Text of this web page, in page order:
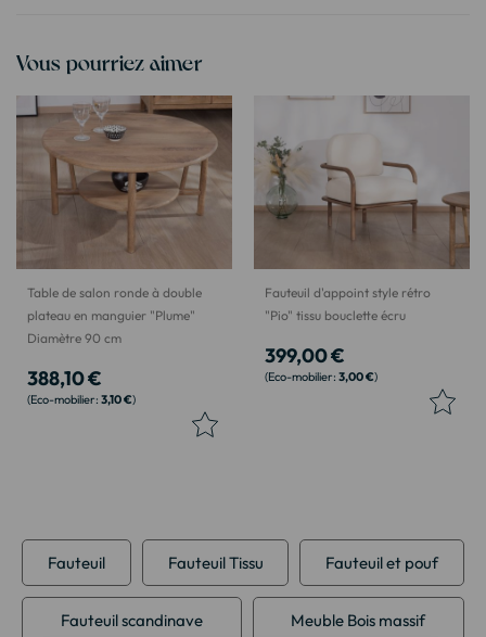
Vous pourriez aimer
Table de salon ronde à double
plateau en manguier "Plume"
Diamètre 90 cm
388,10 €
3,10 €
Fauteuil d'appoint style rétro
"Pio" tissu bouclette écru
399,00 €
3,00 €
Fauteuil Fauteuil Tissu Fauteuil et pouf
Fauteuil scandinave Meuble Bois massif